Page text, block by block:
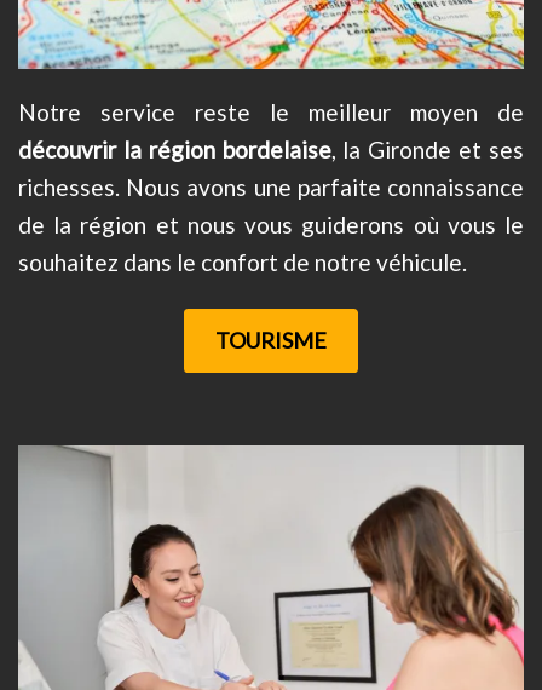
Notre service reste le meilleur moyen de
découvrir la région bordelaise, la Gironde et ses
richesses. Nous avons une parfaite connaissance
de la région et nous vous guiderons où vous le
souhaitez dans le confort de notre véhicule.
TOURISME